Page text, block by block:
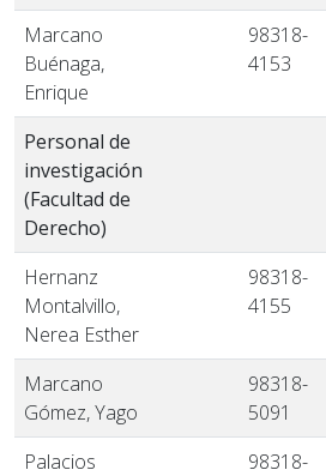
Marcano
Buénaga,
Enrique
98318-
4153
Personal de
investigación
(Facultad de
Derecho)
Hernanz
Montalvillo,
Nerea Esther
98318-
4155
Marcano
Gómez, Yago
98318-
5091
Palacios
98318-